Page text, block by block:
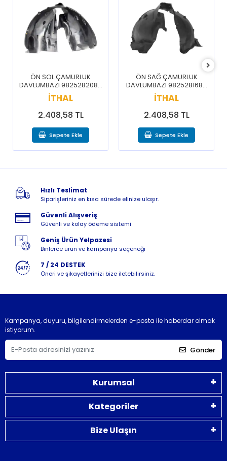
ÖN SOL ÇAMURLUK
DAVLUMBAZI 9825282080
/ 3008 5008 16-20
İTHAL
2.408,58 TL
Sepete Ekle
ÖN SAĞ ÇAMURLUK
DAVLUMBAZI 9825281680
/ 3008 5008 16-20
İTHAL
2.408,58 TL
Sepete Ekle
Hızlı Teslimat
Siparişleriniz en kısa sürede elinize ulaşır.
Güvenli Alışveriş
Güvenli ve kolay ödeme sistemi
Geniş Ürün Yelpazesi
Binlerce ürün ve kampanya seçeneği
7 / 24 DESTEK
Öneri ve şikayetlerinizi bize iletebilirsiniz.
Kampanya, duyuru, bilgilendirmelerden e-posta ile haberdar olmak
istiyorum.
Gönder
Kurumsal
Kategoriler
Bize Ulaşın